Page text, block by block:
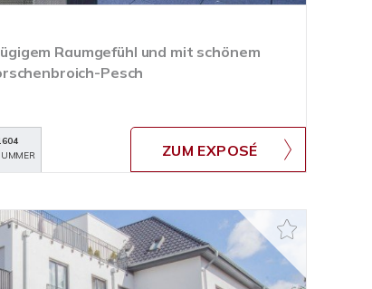
Raumgefühl und mit schönem
Pesch
ZUM EXPOSÉ